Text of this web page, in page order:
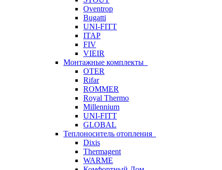
Oventrop
Bugatti
UNI-FITT
ITAP
FIV
VIEIR
Монтажные комплекты
OTER
Rifar
ROMMER
Royal Thermo
Millennium
UNI-FITT
GLOBAL
Теплоноситель отопления
Dixis
Thermagent
WARME